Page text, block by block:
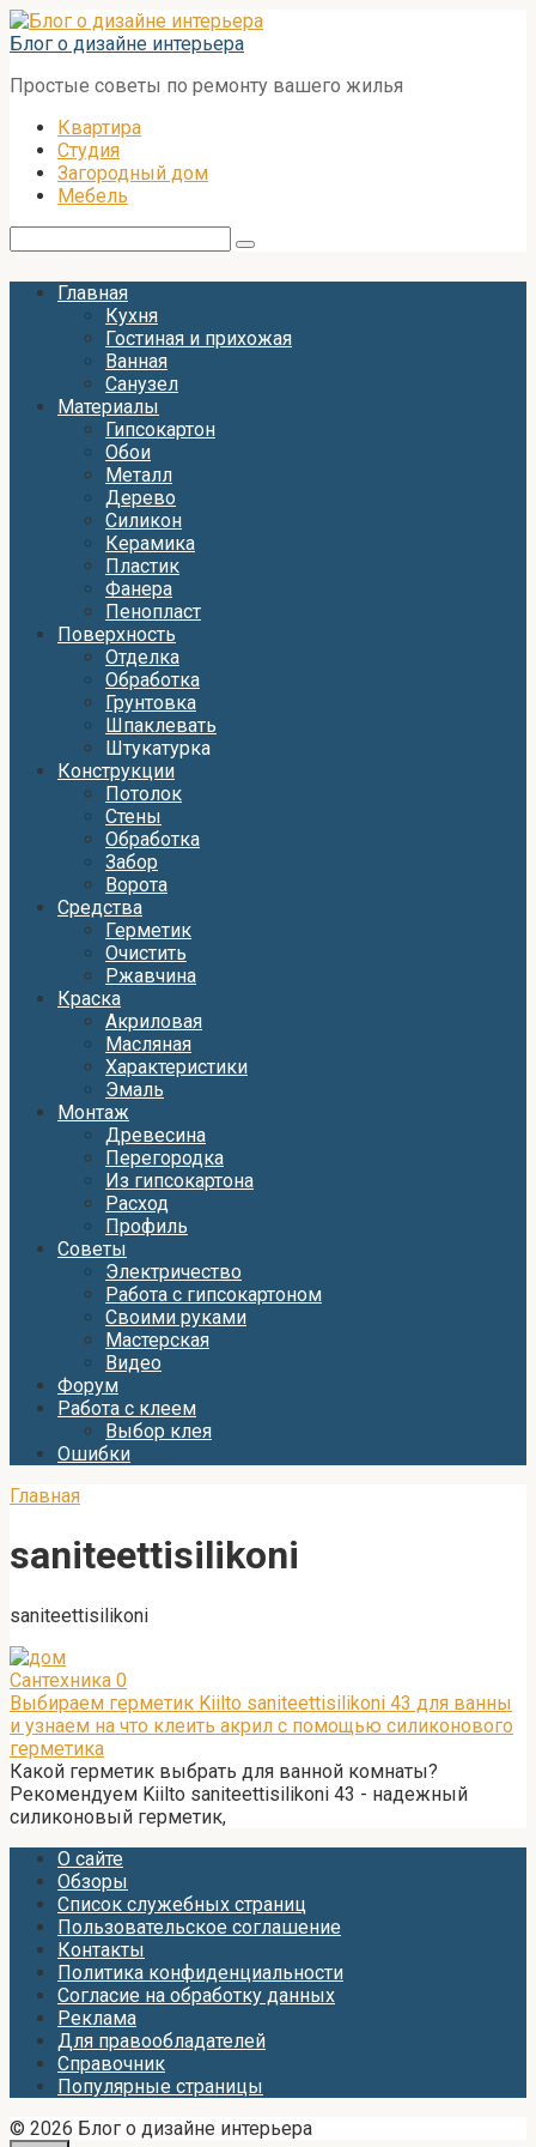
Перейти
к
Блог о дизайне интерьера
Простые советы по ремонту вашего жилья
Квартира
Студия
Загородный дом
Мебель
Главная
Кухня
Гостиная и прихожая
Ванная
Санузел
Материалы
Гипсокартон
Обои
Металл
Дерево
Силикон
Керамика
Пластик
Фанера
Пенопласт
Поверхность
Отделка
Обработка
Грунтовка
Шпаклевать
Штукатурка
Конструкции
Потолок
Стены
Обработка
Забор
Ворота
Средства
Герметик
Очистить
Ржавчина
Краска
Акриловая
Масляная
Характеристики
Эмаль
Монтаж
Древесина
Перегородка
Из гипсокартона
Расход
Профиль
Советы
Электричество
Работа с гипсокартоном
Своими руками
Мастерская
Видео
Форум
Работа с клеем
Выбор клея
Ошибки
Главная
saniteettisilikoni
saniteettisilikoni
Сантехника 0
Выбираем герметик Kiilto saniteettisilikoni 43 для ванны
и узнаем на что клеить акрил с помощью силиконового
герметика
Какой герметик выбрать для ванной комнаты?
Рекомендуем Kiilto saniteettisilikoni 43 - надежный
силиконовый герметик,
О сайте
Обзоры
Список служебных страниц
Пользовательское соглашение
Контакты
Политика конфиденциальности
Согласие на обработку данных
Реклама
Для правообладателей
Справочник
Популярные страницы
© 2026 Блог о дизайне интерьера